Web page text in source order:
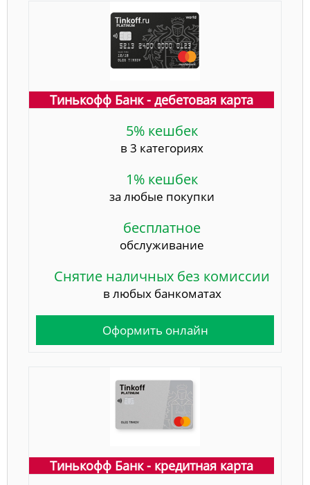
Тинькофф Банк - дебетовая карта
5% кешбек
в 3 категориях
1% кешбек
за любые покупки
бесплатное
обслуживание
Снятие наличных без комиссии
в любых банкоматах
Оформить онлайн
Тинькофф Банк - кредитная карта